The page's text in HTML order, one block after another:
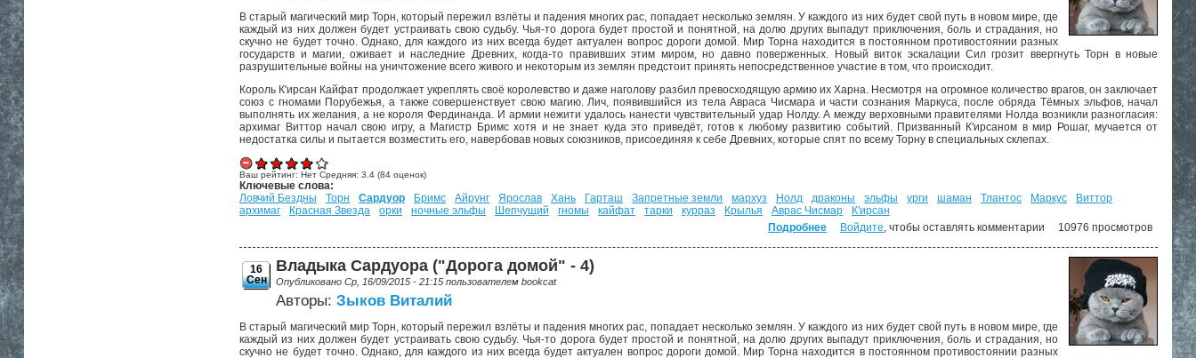
В старый магический мир Торн, который пережил взлёты и падения многих рас, попадает несколько землян. У каждого из них будет свой путь в новом мире, где
каждый из них должен будет устраивать свою судьбу. Чья-то дорога будет простой и понятной, на долю других выпадут приключения, боль и страдания, но
скучно не будет точно. Однако, для каждого из них всегда будет актуален вопрос дороги домой. Мир Торна находится в постоянном противостоянии разных
государств и магии, оживает и наследние Древних, когда-то правивших этим миром, но давно поверженных. Новый виток эскалации Сил грозит ввергнуть Торн в новые
разрушительные войны на уничтожение всего живого и некоторым из землян предстоит принять непосредственное участие в том, что происходит.
Король К'ирсан Кайфат продолжает укреплять своё королевство и даже наголову разбил превосходящую армию их Харна. Несмотря на огромное количество врагов, он заключает
союз с гномами Порубежья, а также совершенствует свою магию. Лич, появившийся из тела Авраса Чисмара и части сознания Маркуса, после обряда Тёмных эльфов, начал
выполнять их желания, а не короля Фердинанда. И армии нежити удалось нанести чувствительный удар Нолду. А между верховными правителями Нолда возникли разногласия:
архимаг Виттор начал свою игру, а Магистр Бримс хотя и не знает куда это приведёт, готов к любому развитию событий. Призванный К'ирсаном в мир Рошаг, мучается от
недостатка силы и пытается возместить его, навербовав новых союзников, присоединяя к себе Древних, которые спят по всему Торну в специальных склепах.
Ваш рейтинг:Нет Средняя:3.4 (84 оценок)
Ключевые слова:
Ловчий Бездны
Торн Сардуор Бримс Айрунг Ярослав Хань Гарташ Запретные земли мархуз Нолд драконы эльфы урги шаман Тлантос Маркус
Виттор
архимаг
Красная Звезда орки ночные эльфы Шепчущий гномы кайфат тарки курраз Крылья Аврас Чисмар
К'ирсан
Подробнее о Власть силы. Том 1. ("Дорога домой" - 5)
Войдите, чтобы оставлять комментарии 10976 просмотров
16
Сен
Владыка Сардуора ("Дорога домой" - 4)
Опубликовано Ср, 16/09/2015 - 21:15 пользователемbookcat
Авторы:Зыков Виталий
В старый магический мир Торн, который пережил взлёты и падения многих рас, попадает несколько землян. У каждого из них будет свой путь в новом мире, где
каждый из них должен будет устраивать свою судьбу. Чья-то дорога будет простой и понятной, на долю других выпадут приключения, боль и страдания, но
скучно не будет точно. Однако, для каждого из них всегда будет актуален вопрос дороги домой. Мир Торна находится в постоянном противостоянии разных